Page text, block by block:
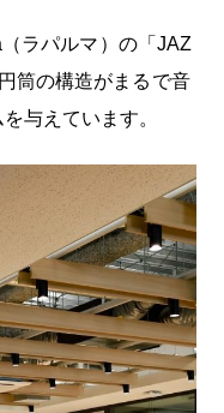
ラパルマ）の「JAZ
筒の構造がまるで音
与えています。